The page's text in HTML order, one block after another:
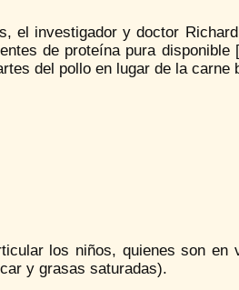
el investigador y doctor
de proteína pura
del pollo en lugar de la carne
los niños, quienes son
y grasas saturadas).